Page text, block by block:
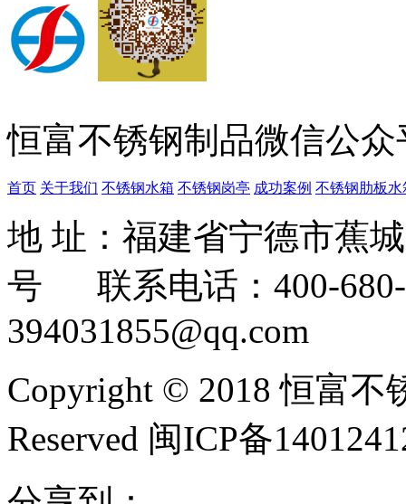
恒富不锈钢制品微信公众
首页 关于我们 不锈钢水箱 不锈钢岗亭 成功案例 不锈钢肋板水
地 址：福建省宁德市蕉
号 联系电话：400-
394031855@qq.com
Copyright © 2018 恒富不
Reserved 闽ICP备